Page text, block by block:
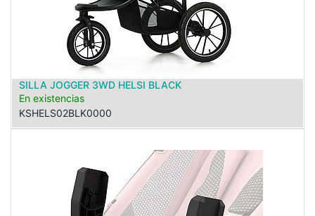
SILLA JOGGER 3WD HELSI BLACK
En existencias
KSHELS02BLK0000